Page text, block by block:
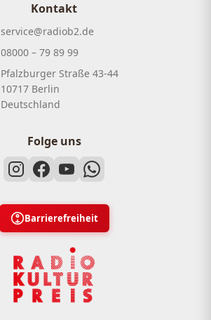
Kontakt
service@radiob2.de
08000 – 79 89 99
Pfalzburger Straße 43-44
10717 Berlin
Deutschland
Folge uns
Barrierefreiheit